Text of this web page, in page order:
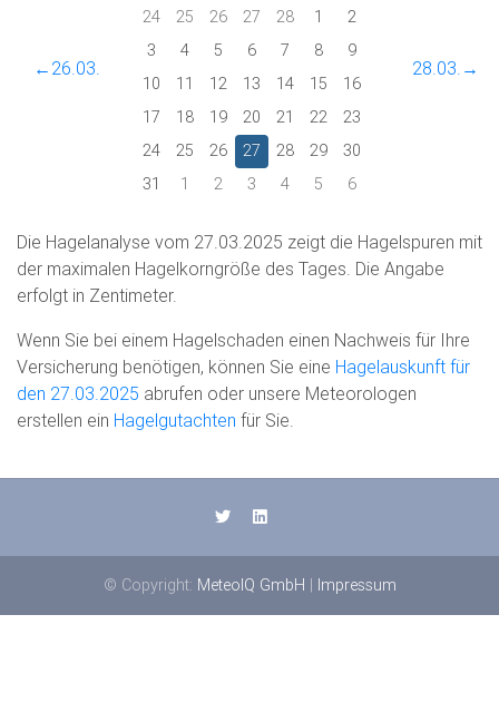
←26.03.
24
25 26 27 28 1
2
3
4 5 6 7 8
9
10
11 12 13 14 15
16
17
18 19 20 21 22
23
24
25 26 27 28 29
30
31
1 2 3 4 5 6
28.03.→
Die Hagelanalyse vom 27.03.2025 zeigt die Hagelspuren mit
der maximalen Hagelkorngröße des Tages. Die Angabe
erfolgt in Zentimeter.
Wenn Sie bei einem Hagelschaden einen Nachweis für Ihre
Versicherung benötigen, können Sie eine Hagelauskunft für
den 27.03.2025 abrufen oder unsere Meteorologen
erstellen ein Hagelgutachten für Sie.
© Copyright: MeteoIQ GmbH | Impressum